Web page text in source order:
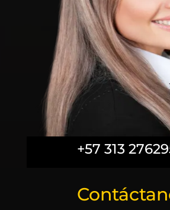
+57 313